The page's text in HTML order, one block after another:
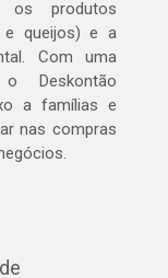
os produtos
e queijos) e a
Com uma
Deskontão
a famílias e
nas compras